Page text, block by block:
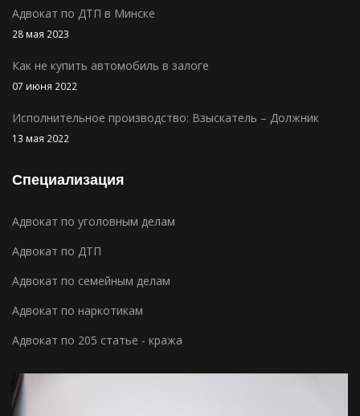
Адвокат по ДТП в Минске
28 мая 2023
Как не купить автомобиль в залоге
07 июня 2022
Исполнительное производство: Взыскатель – Должник
13 мая 2022
Специализация
Адвокат по уголовным делам
Адвокат по ДТП
Адвокат по семейным делам
Адвокат по наркотикам
Адвокат по 205 статье - кража